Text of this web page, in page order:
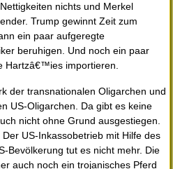
nichts und Merkel
Trump gewinnt Zeit zum
ein paar aufgeregte
beruhigen. Und noch ein paar
Hartzâ€™ies importieren.
der transnationalen Oligarchen und
US-Oligarchen. Da gibt es keine
nicht ohne Grund ausgestiegen.
US-Inkassobetrieb mit Hilfe des
Bevölkerung tut es nicht mehr. Die
auch noch ein trojanisches Pferd